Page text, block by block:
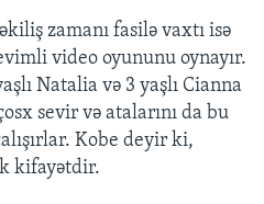
zamanı fasilə vaxtı isə
video oyununu oynayır.
Natalia və 3 yaşlı Cianna
sevir və atalarını da bu
Kobe deyir ki,
kifayətdir.